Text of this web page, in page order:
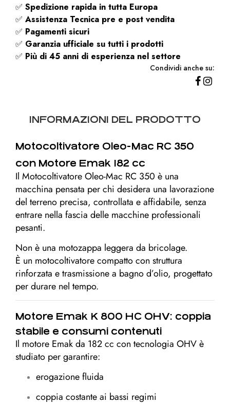
✅ Spedizione rapida in tutta Europa
✅ Assistenza Tecnica pre e post vendita
✅ Pagamenti sicuri
✅ Garanzia ufficiale su tutti i prodotti
✅ Più di 45 anni di esperienza nel settore
Condividi anche su:
INFORMAZIONI DEL PRODOTTO
Motocoltivatore Oleo-Mac RC 350
con Motore Emak 182 cc
Il Motocoltivatore Oleo-Mac RC 350 è una
macchina pensata per chi desidera una lavorazione
del terreno precisa, controllata e affidabile, senza
entrare nella fascia delle macchine professionali
pesanti.
Non è una motozappa leggera da bricolage.
È un motocoltivatore compatto con struttura
rinforzata e trasmissione a bagno d’olio, progettato
per durare nel tempo.
Motore Emak K 800 HC OHV: coppia
stabile e consumi contenuti
Il motore Emak da 182 cc con tecnologia OHV è
studiato per garantire:
erogazione fluida
coppia costante ai bassi regimi